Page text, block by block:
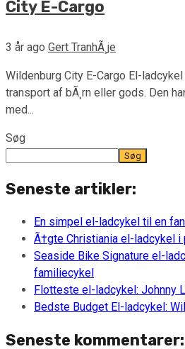
City E-Cargo
3 år ago Gert TranhÃ¸je
Wildenburg City E-Cargo El-
transport af bÃ¸rn eller gods. Den
med...
Søg
Søg
Seneste artikler:
En simpel el-ladcykel til en
Ã†gte Christiania el-ladcykel
Seaside Bike Signature el-
familiecykel
Flotteste el-ladcykel: Johnny
Bedste Budget El-ladcykel:
Seneste kommentarer: